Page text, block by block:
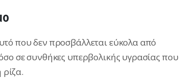
που δεν προσβάλλεται εύκολα από
σε συνθήκες υπερβολικής υγρασίας που